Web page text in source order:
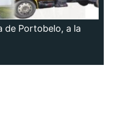
de Portobelo, a la